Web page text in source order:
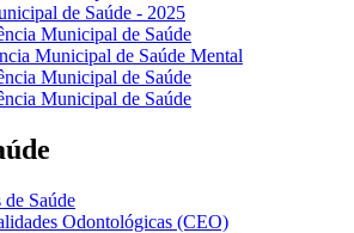
de Saúde - 2025
Municipal de Saúde
Municipal de Saúde Mental
Municipal de Saúde
Municipal de Saúde
Saúde
Odontológicas (CEO)